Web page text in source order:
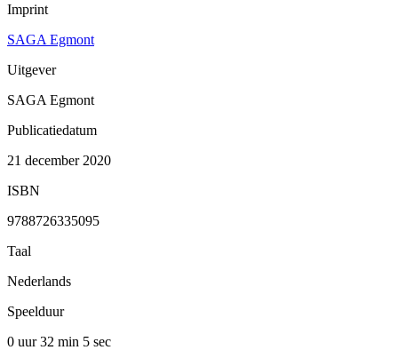
Imprint
SAGA Egmont
Uitgever
SAGA Egmont
Publicatiedatum
21 december 2020
ISBN
9788726335095
Taal
Nederlands
Speelduur
0 uur 32 min 5 sec